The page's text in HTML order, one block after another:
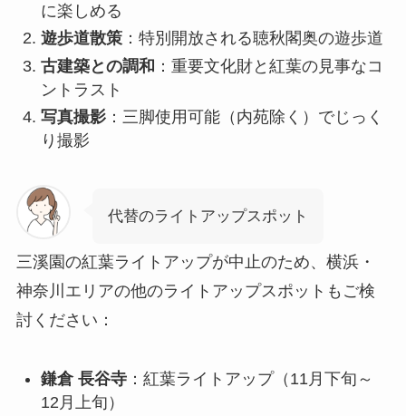
に楽しめる
遊歩道散策：特別開放される聴秋閣奥の遊歩道
古建築との調和 ：重要文化財と紅葉の見事なコ
ントラスト
写真撮影：三脚使用可能（内苑除く）でじっく
り撮影
代替のライトアップスポット
三溪園の紅葉ライトアップが中止のため、横浜・
神奈川エリアの他のライトアップスポットもご検
討ください：
鎌倉 長谷寺：紅葉ライトアップ（11月下旬～
12月上旬）